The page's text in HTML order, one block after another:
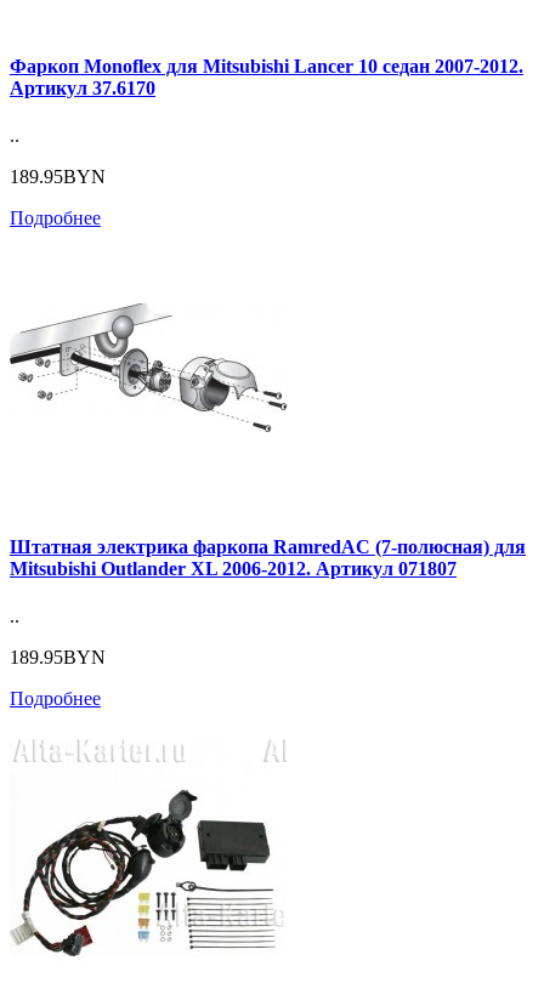
Фаркоп Monoflex для Mitsubishi Lancer 10 седан 2007-2012.
Артикул 37.6170
..
189.95BYN
Подробнее
Штатная электрика фаркопа RamredAC (7-полюсная) для
Mitsubishi Outlander XL 2006-2012. Артикул 071807
..
189.95BYN
Подробнее